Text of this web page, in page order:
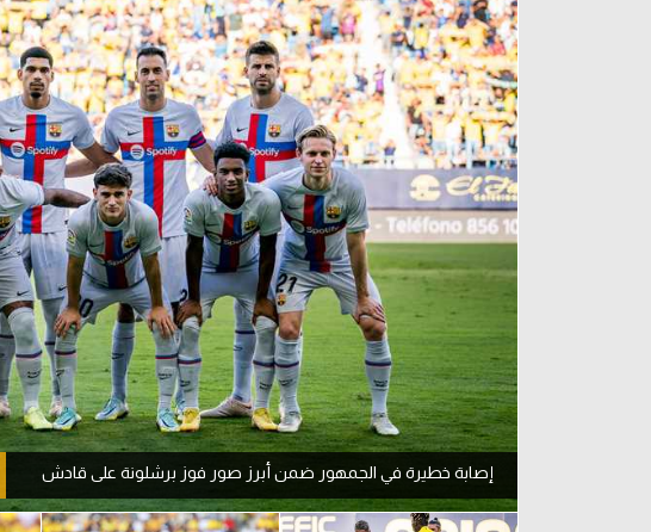
آراء حرة
ركن الألعاب
الدوري السعودي للمحترفين
دوري أبطال أوروبا
دوري أبطال إفريقيا
كل البطولات
إصابة خطيرة في الجمهور ضمن أبرز صور فوز برشلونة على قادش